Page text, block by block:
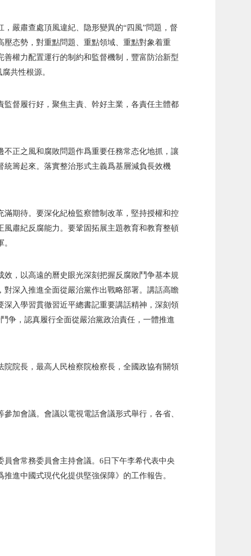
嚴肅查處頂風違紀、隐形變異的“四風”問題，督
态勢，對重點問題、重點領域、重點對象着重
權力配置運行的制約和監督機制，豐富防治新型
共性根源。
督履行好，聚焦主責、幹好主業，各責任主體都
正之風和腐敗問題作爲重要任務常态化地抓，讓
籌起來。落實整治形式主義爲基層減負長效機
期待。要深化紀檢監察體制改革，堅持授權和控
肅紀反腐能力。要鞏固拓展主題教育和教育整頓
，以高遠的曆史眼光深刻把握反腐敗鬥争基本規
深入推進全面從嚴治黨作出戰略部署。講話高瞻
入學習貫徹習近平總書記重要講話精神，深刻領
争，認真履行全面從嚴治黨政治責任，一體推進
院長，最高人民檢察院檢察長，全國政協有關領
加會議。會議以電視電話會議形式舉行，各省、
會常務委員會主持會議。6日下午李希代表中央
進中國式現代化提供堅強保障》的工作報告。